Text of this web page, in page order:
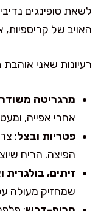
לשאת טופינגים
האויב של
רעיונות שאני אוהבת
מרגריטה
אחרי אפייה,
פטריות ובצל:
הפיצה. הריח
זיתים, בולגרית
שמחזיק מעולה